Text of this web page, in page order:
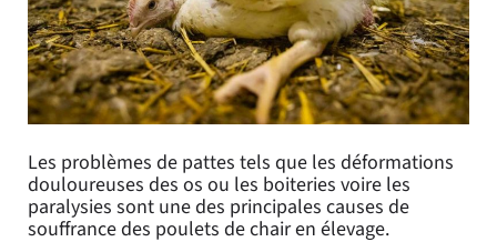
Les problèmes de pattes tels que les déformations
douloureuses des os ou les boiteries voire les
paralysies sont une des principales causes de
souffrance des poulets de chair en élevage.